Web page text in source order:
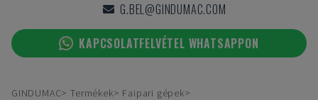
G.BEL@GINDUMAC.COM
KAPCSOLATFELVÉTEL WHATSAPPON
GINDUMAC Termékek
Faipari gépek